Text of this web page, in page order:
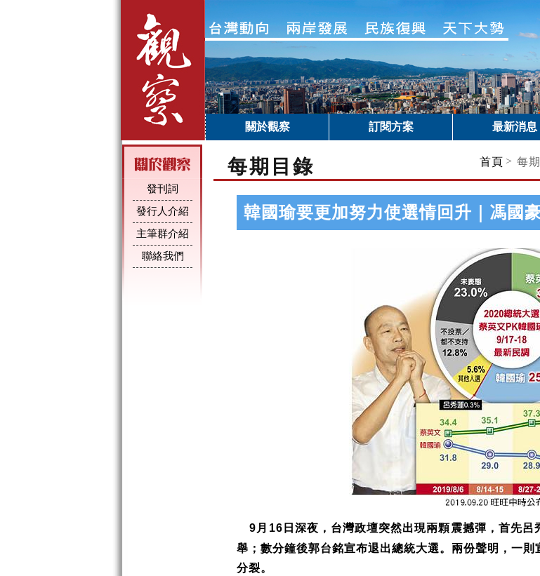
關於觀察 訂閱方案 最新消息
發刊詞
發行人介紹
主筆群介紹
聯絡我們
每期目錄 首頁 > 每
韓國瑜要更加努力使選情回升｜馮國
9月 16日深夜，台灣政壇突然出現兩顆震撼彈，首先
舉；數分鐘後郭台銘宣布退出總統大選。兩份聲明，一
分裂。